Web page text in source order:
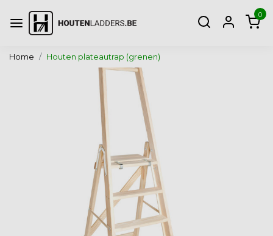
0
Home Houten plateautrap (grenen)